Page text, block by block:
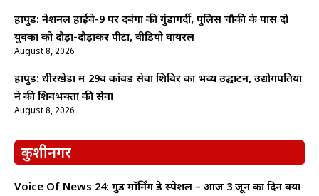
हापुड़: नेशनल हाईवे-9 पर दबंगों की गुंडागर्दी, पुलिस चौकी के पास दो
युवकों को दौड़ा-दौड़ाकर पीटा, वीडियो वायरल
August 8, 2026
हापुड़: धीरखेड़ा में 29वें कांवड़ सेवा शिविर का भव्य उद्घाटन, उद्योगपतियों
ने की शिवभक्तों की सेवा
August 8, 2026
कुशीनगर
Voice Of News 24: गुड माॅर्निंग डे स्पेशल – आज 3 जून का दिन क्यों